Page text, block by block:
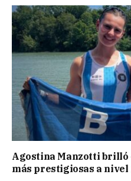
Agostina Manzotti brilló
más prestigiosas a